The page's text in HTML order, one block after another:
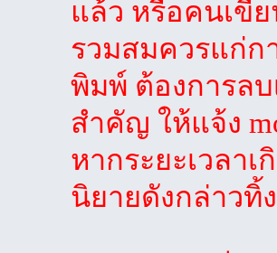
แล้ว หรือคนเขี
รวมสมควรแก่ก
พิมพ์ ต้องการล
สำคัญ ให้แจ้ง
หากระยะเวลา
นิยายดังกล่าวทิ้